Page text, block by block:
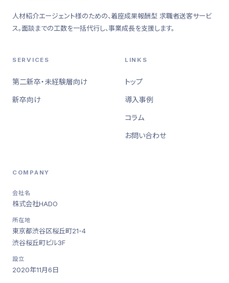
人材紹介エージェント様のための、着座成果報酬型 求職者送客サービ
ス。面談までの工数を一括代行し、事業成長を支援します。
SERVICES
第二新卒・未経験層向け
新卒向け
LINKS
トップ
導入事例
コラム
お問い合わせ
COMPANY
会社名
株式会社HADO
所在地
東京都渋谷区桜丘町21-4
渋谷桜丘町ビル3F
設立
2020年11月6日